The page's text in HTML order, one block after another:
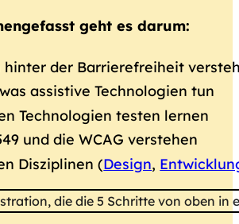
geht es darum:
hinter der Barrierefreiheit
assistive Technologien tun
Technologien testen lernen
und die WCAG verstehen
Disziplinen (Design,